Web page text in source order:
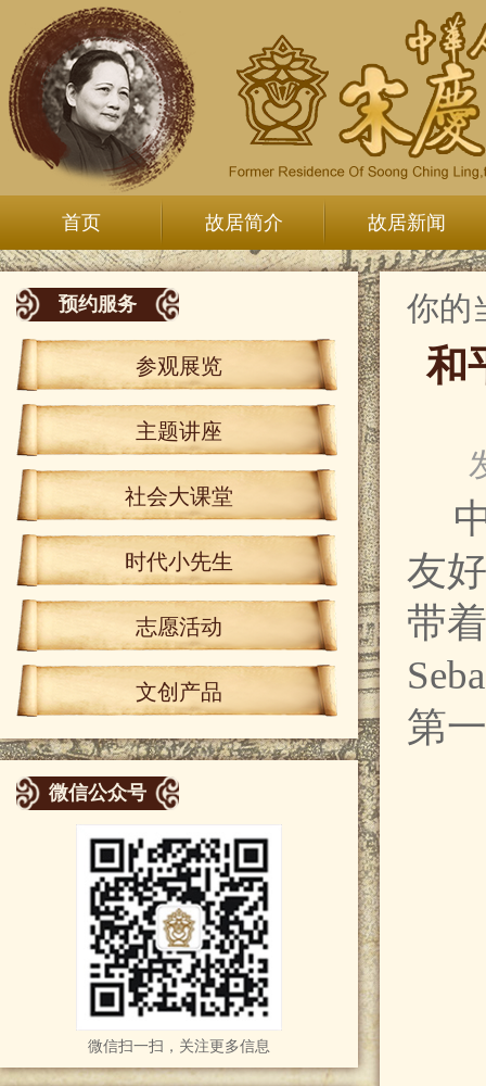
首页 故居简介 故居新闻
预约服务
参观展览
主题讲座
社会大课堂
时代小先生
志愿活动
文创产品
微信公众号
微信扫一扫，关注更多信息
你的
和
友
带
第